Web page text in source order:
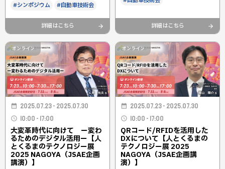
#シンポジウム
#自動車技術会
詳細はこちら 詳細はこちら
オンライン
2025.07.23 - 2025.07.30
10:00 - 17:00
大変革時代に向けて ー変わ
るためのデジタル活用ー【人
とくるまのテクノロジー展
2025 NAGOYA（JSAE企画
講演）】
オンライン
2025.07.23 - 2025.07.30
10:00 - 17:00
QRコード/RFIDを活用した
DXについて【人とくるまの
テクノロジー展 2025
NAGOYA（JSAE企画講
演）】